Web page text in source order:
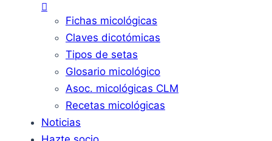
Fichas micológicas
Claves dicotómicas
Tipos de setas
Glosario micológico
Asoc. micológicas CLM
Recetas micológicas
Noticias